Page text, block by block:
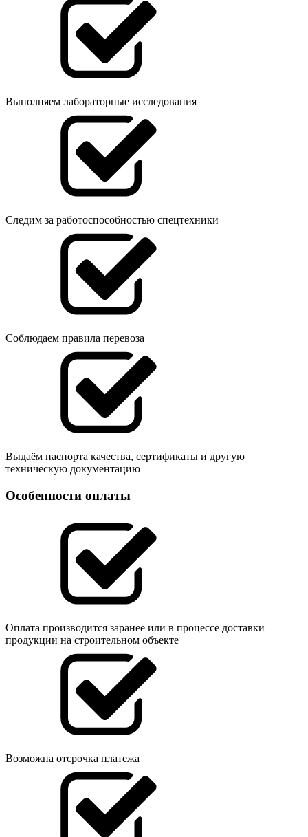
Выполняем лабораторные исследования
Следим за работоспособностью спецтехники
Соблюдаем правила перевоза
Выдаём паспорта качества, сертификаты и другую
техническую документацию
Особенности оплаты
Оплата производится заранее или в процессе доставки
продукции на строительном объекте
Возможна отсрочка платежа